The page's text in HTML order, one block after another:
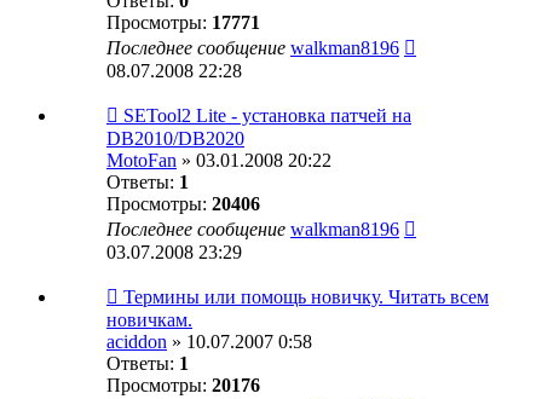
Просмотры: 17771
Последнее сообщение walkman8196
08.07.2008 22:28
SETool2 Lite - установка патчей на
DB2010/DB2020
MotoFan » 03.01.2008 20:22
Ответы: 1
Просмотры: 20406
Последнее сообщение walkman8196
03.07.2008 23:29
Термины или помощь новичку. Читать всем
новичкам.
aciddon » 10.07.2007 0:58
Ответы: 1
Просмотры: 20176